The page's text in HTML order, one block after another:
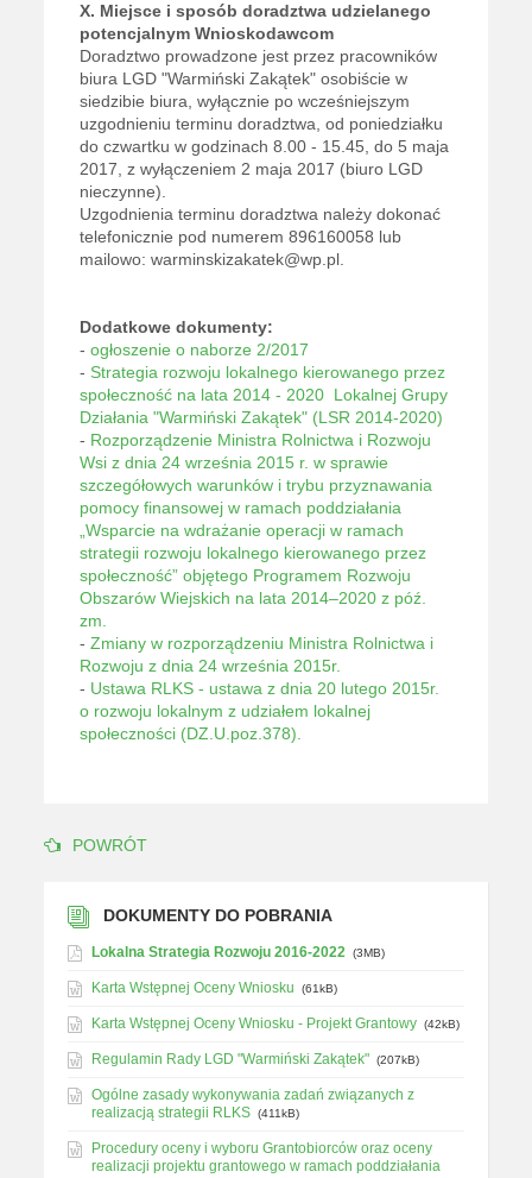
X. Miejsce i sposób doradztwa udzielanego
potencjalnym Wnioskodawcom
Doradztwo prowadzone jest przez pracowników
biura LGD "Warmiński Zakątek" osobiście w
siedzibie biura, wyłącznie po wcześniejszym
uzgodnieniu terminu doradztwa, od poniedziałku
do czwartku w godzinach 8.00 - 15.45, do 5 maja
2017, z wyłączeniem 2 maja 2017 (biuro LGD
nieczynne).
Uzgodnienia terminu doradztwa należy dokonać
telefonicznie pod numerem 896160058 lub
mailowo: warminskizakatek@wp.pl.
Dodatkowe dokumenty:
-ogłoszenie o naborze 2/2017
- Strategia rozwoju lokalnego kierowanego przez
społeczność na lata 2014 - 2020 Lokalnej Grupy
Działania "Warmiński Zakątek" (LSR 2014-2020)
- Rozporządzenie Ministra Rolnictwa i Rozwoju
Wsi z dnia 24 września 2015 r. w sprawie
szczegółowych warunków i trybu przyznawania
pomocy finansowej w ramach poddziałania
„Wsparcie na wdrażanie operacji w ramach
strategii rozwoju lokalnego kierowanego przez
społeczność” objętego Programem Rozwoju
Obszarów Wiejskich na lata 2014–2020 z póź.
zm.
-Zmiany w rozporządzeniu Ministra Rolnictwa i
Rozwoju z dnia 24 września 2015r.
- Ustawa RLKS - ustawa z dnia 20 lutego 2015r.
o rozwoju lokalnym z udziałem lokalnej
społeczności (DZ.U.poz.378).
POWRÓT
DOKUMENTY DO POBRANIA
Lokalna Strategia Rozwoju 2016-2022 (3MB)
Karta Wstępnej Oceny Wniosku (61kB)
Karta Wstępnej Oceny Wniosku - Projekt Grantowy (42kB)
Regulamin Rady LGD "Warmiński Zakątek" (207kB)
Ogólne zasady wykonywania zadań związanych z
realizacją strategii RLKS (411kB)
Procedury oceny i wyboru Grantobiorców oraz oceny
realizacji projektu grantowego w ramach poddziałania